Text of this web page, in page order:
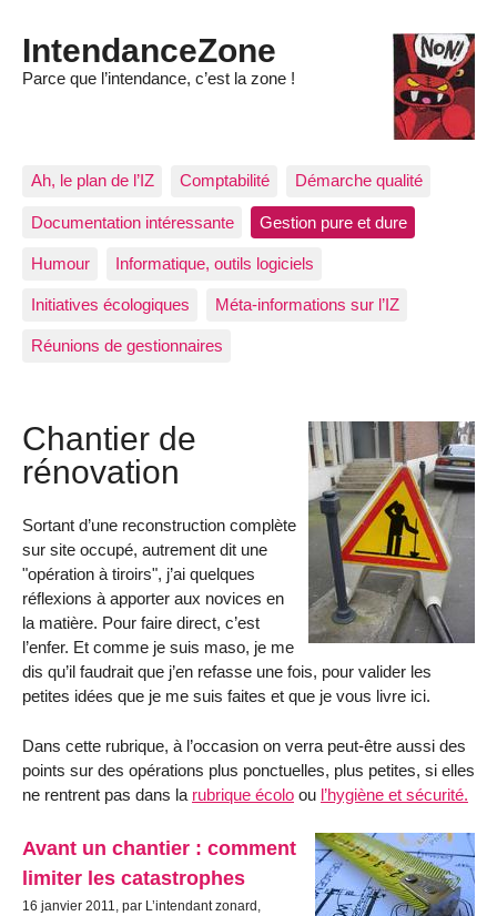
IntendanceZone
Parce que l’intendance, c’est la zone !
Ah, le plan de l’IZ Comptabilité Démarche qualité
Documentation intéressante Gestion pure et dure
Humour Informatique, outils logiciels
Initiatives écologiques Méta-informations sur l’IZ
Réunions de gestionnaires
Chantier de
rénovation
Sortant d’une reconstruction complète
sur site occupé, autrement dit une
"opération à tiroirs", j’ai quelques
réflexions à apporter aux novices en
la matière. Pour faire direct, c’est
l’enfer. Et comme je suis maso, je me
dis qu’il faudrait que j’en refasse une fois, pour valider les
petites idées que je me suis faites et que je vous livre ici.
Dans cette rubrique, à l’occasion on verra peut-être aussi des
points sur des opérations plus ponctuelles, plus petites, si elles
ne rentrent pas dans la rubrique écolo ou l’hygiène et sécurité.
Avant un chantier : comment
limiter les catastrophes
16 janvier 2011, par L’intendant zonard,